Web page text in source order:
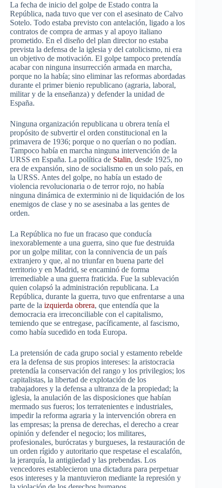
La fecha de inicio del golpe de Estado contra la
República, nada tuvo que ver con el asesinato de Calvo
Sotelo. Todo estaba previsto con antelación, ligado a los
contratos de compra de armas y al apoyo italiano
prometido. En el diseño del plan director no estaba
prevista la defensa de la iglesia y del catolicismo, ni era
un objetivo de motivación. El golpe tampoco pretendía
acabar con ninguna insurrección armada en marcha,
porque no la había; sino eliminar las reformas abordadas
durante el primer bienio republicano (agraria, laboral,
militar y de la enseñanza) y defender la unidad de
España.
Ninguna organización republicana u obrera tenía el
propósito de subvertir el orden constitucional en la
primavera de 1936; porque o no querían o no podían.
Tampoco había en marcha ninguna intervención de la
URSS en España. La política de Stalin, desde 1925, no
era de expansión, sino de socialismo en un solo país, en
la URSS. Antes del golpe, no había un estado de
violencia revolucionaria o de terror rojo, no había
ninguna dinámica de exterminio ni de liquidación de los
enemigos de clase y no se asesinaba a las gentes de
orden.
La República no fue un fracaso que conducía
inexorablemente a una guerra, sino que fue destruida
por un golpe militar, con la connivencia de un país
extranjero y que, al no triunfar en buena parte del
territorio y en Madrid, se encaminó de forma
irremediable a una guerra fraticida. Fue la sublevación
quien colapsó la administración republicana. La
República, durante la guerra, tuvo que enfrentarse a una
parte de la izquierda obrera, que entendía que la
democracia era irreconciliable con el capitalismo,
temiendo que se entregase, pacíficamente, al fascismo,
como había sucedido en toda Europa.
La pretensión de cada grupo social y estamento rebelde
era la defensa de sus propios intereses: la aristocracia
pretendía la conservación del rango y los privilegios; los
capitalistas, la libertad de explotación de los
trabajadores y la defensa a ultranza de la propiedad; la
iglesia, la anulación de las disposiciones que habían
mermado sus fueros; los terratenientes e industriales,
impedir la reforma agraria y la intervención obrera en
las empresas; la prensa de derechas, el derecho a crear
opinión y defender el negocio; los militares,
profesionales, burócratas y burgueses, la restauración de
un orden rígido y autoritario que respetase el escalafón,
la jerarquía, la antigüedad y las prebendas. Los
vencedores establecieron una dictadura para perpetuar
esos intereses y la mantuvieron mediante la represión y